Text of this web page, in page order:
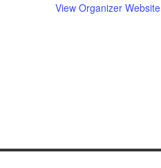
View Organizer Website